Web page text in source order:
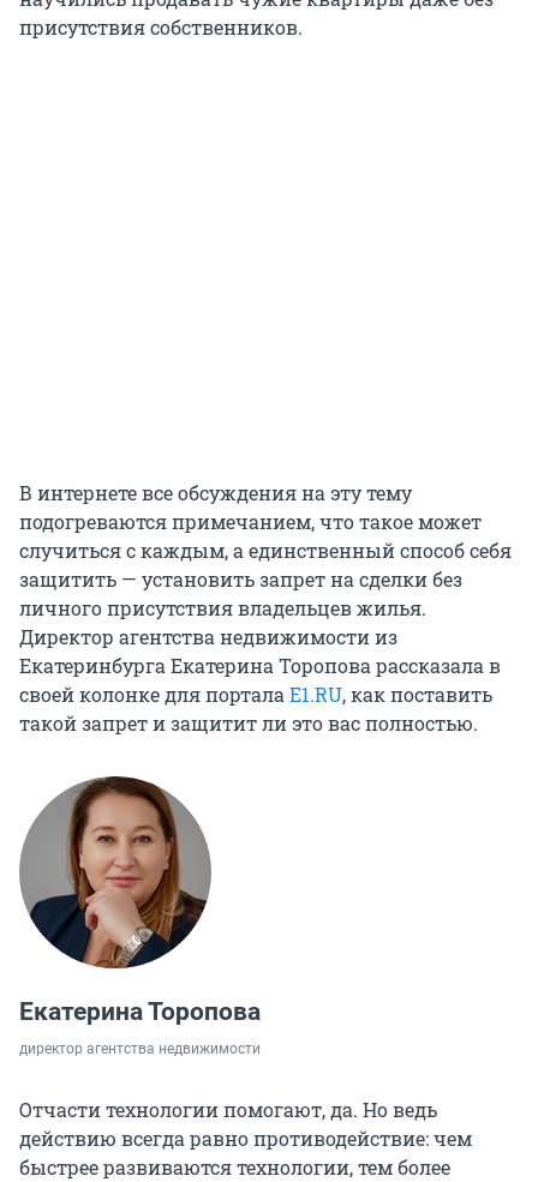
присутствия собственников.
В интернете все обсуждения на эту тему
подогреваются примечанием, что такое может
случиться с каждым, а единственный способ себя
защитить — установить запрет на сделки без
личного присутствия владельцев жилья.
Директор агентства недвижимости из
Екатеринбурга Екатерина Торопова рассказала в
своей колонке для портала E1.RU, как поставить
такой запрет и защитит ли это вас полностью.
Екатерина Торопова
директор агентства недвижимости
Отчасти технологии помогают, да. Но ведь
действию всегда равно противодействие: чем
быстрее развиваются технологии, тем более